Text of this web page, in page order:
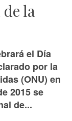
la
el Día
por la
(ONU) en
2015 se
de...